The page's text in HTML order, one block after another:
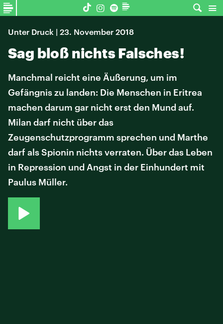
Unter Druck | 23. November 2018
Sag bloß nichts Falsches!
Manchmal reicht eine Äußerung, um im
Gefängnis zu landen: Die Menschen in Eritrea
machen darum gar nicht erst den Mund auf.
Milan darf nicht über das
Zeugenschutzprogramm sprechen und Marthe
darf als Spionin nichts verraten. Über das Leben
in Repression und Angst in der Einhundert mit
Paulus Müller.